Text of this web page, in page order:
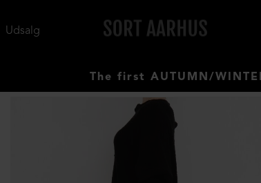
Udsalg
The first AUTUMN/WINTER